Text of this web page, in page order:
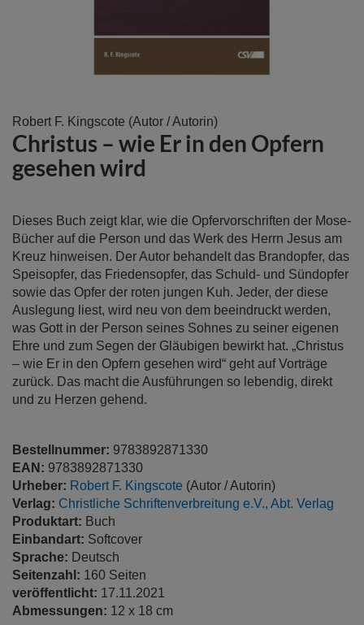
Robert F. Kingscote (Autor / Autorin)
Christus – wie Er in den Opfern
gesehen wird
Dieses Buch zeigt klar, wie die Opfervorschriften der Mose-
Bücher auf die Person und das Werk des Herrn Jesus am
Kreuz hinweisen. Der Autor behandelt das Brandopfer, das
Speisopfer, das Friedensopfer, das Schuld- und Sündopfer
sowie das Opfer der roten jungen Kuh. Jeder, der diese
Auslegung liest, wird neu von dem beeindruckt werden,
was Gott in der Person seines Sohnes zu seiner eigenen
Ehre und zum Segen der Gläubigen bewirkt hat. „Christus
– wie Er in den Opfern gesehen wird“ geht auf Vorträge
zurück. Das macht die Ausführungen so lebendig, direkt
und zu Herzen gehend.
Bestellnummer: 9783892871330
EAN: 9783892871330
Urheber: Robert F. Kingscote (Autor / Autorin)
Verlag: Christliche Schriftenverbreitung e.V., Abt. Verlag
Produktart: Buch
Einbandart: Softcover
Sprache: Deutsch
Seitenzahl: 160 Seiten
veröffentlicht: 17.11.2021
Abmessungen: 12 x 18 cm
Zum
Anfang
der
Bildergalerie